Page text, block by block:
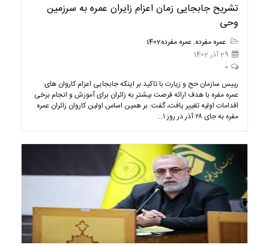
تشریح جابجایی زمان اعزام زایران عمره به سرزمین
وحی
عمره مفرده,عمره مفرده1402
29 آذر 1402
0
رییس سازمان حج و زیارت با تاکید بر اینکه جابجایی اعزام کاروان های
عمره مفره با هدف ارائه فرصت بیشتر به زائران برای آموزش و انجام برخی
اقدامات اولیه تغییر یافت، گفت: بر همین اساس اولین کاروان زائران عمره
مفره به جای ۲۸ آذر در روز ۱...